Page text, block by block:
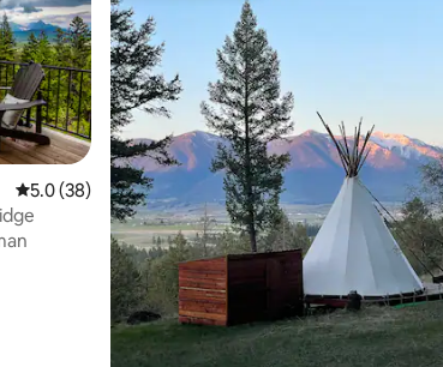
Penarafan purata 5.0 daripada 5, 38 ulasan
5.0 (38)